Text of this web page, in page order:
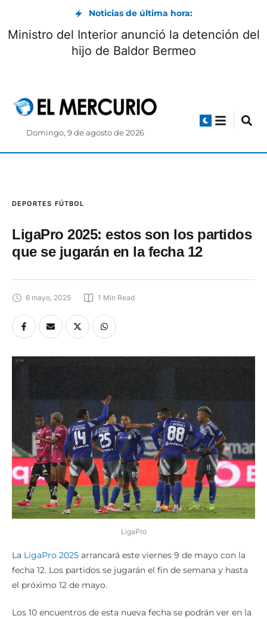
Noticias de última hora:
Ministro del Interior anunció la detención del
hijo de Baldor Bermeo
Domingo, 9 de agosto de 2026
DEPORTES FÚTBOL
LigaPro 2025: estos son los partidos
que se jugarán en la fecha 12
6 mayo, 2025 1 Min Read
LigaPro
La LigaPro 2025 arrancará este viernes 9 de mayo con la
fecha 12. Los partidos se jugarán el fin de semana y hasta
el próximo 12 de mayo.
Los 10 encuentros de esta nueva fecha se podrán ver en la